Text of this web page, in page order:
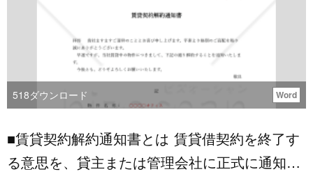
s://www.bizocean.jp/doc/detail/555625/ https://w
ww.bizocean.jp/doc/detail/547209/ https://www.b
izocean.jp/doc/detail/547088/ https://www.bizoc
ean.jp/doc/detail/547181/
518ダウンロード Word
■賃貸契約解約通知書とは 賃貸借契約を終了す
る意思を、貸主または管理会社に正式に通知す